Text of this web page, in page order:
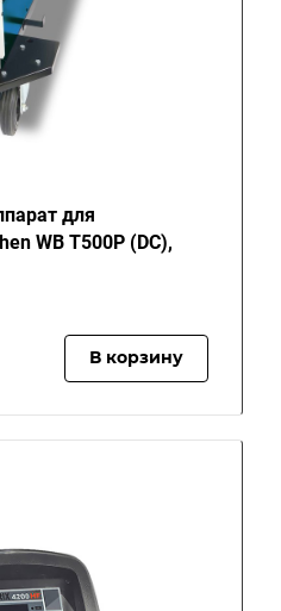
для
WB T500P (DC),
В корзину